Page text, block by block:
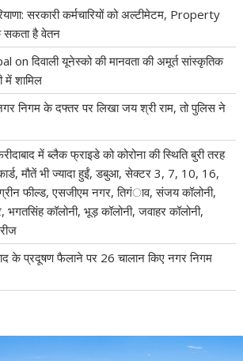
सरकारी कर्मचारियों को अल्टीमेटम, Property
सकता है वेतन
onदिवाली यूनेस्को की मानवता की अमूर्त सांस्कृतिक
में शामिल
निगम के दफ्तर पर लिखा जय श्री राम, तो पुलिस ने
में ब्लैक फ्राइडे को कोरोना की स्थिति बुरी तरह
मौतें भी ज्यादा हुईं, डबुआ, सेक्टर 3, 7, 10, 16,
फील्ड, एसजीएम नगर, तिगंाव, संजय कॉलोनी,
भगतसिंह कॉलोनी, भूड़ कॉलोनी, जवाहर कॉलोनी,
के प्रदूषण फैलाने पर 26 चालान किए नगर निगम